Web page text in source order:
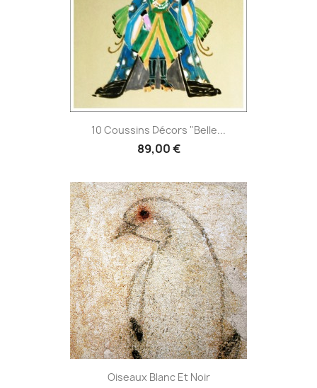
10 Coussins Décors "Belle...
89,00 €
Oiseaux Blanc Et Noir